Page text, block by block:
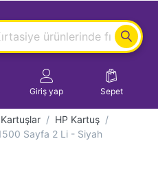
Giriş yap Sepet
Kartuşlar
HP Kartuş
Sayfa 2 Li - Siyah